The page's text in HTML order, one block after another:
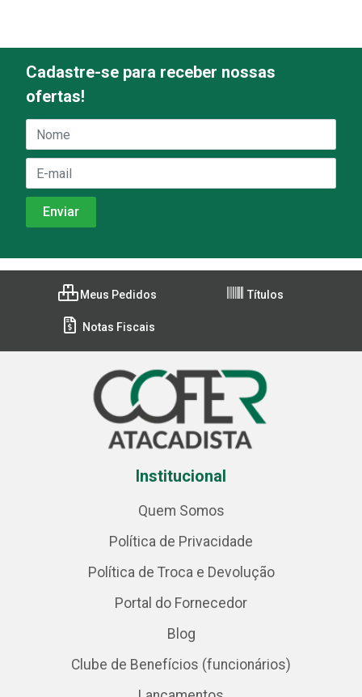
Cadastre-se para receber nossas
ofertas!
Meus Pedidos Títulos
Notas Fiscais
Institucional
Quem Somos
Política de Privacidade
Política de Troca e Devolução
Portal do Fornecedor
Blog
Clube de Benefícios (funcionários)